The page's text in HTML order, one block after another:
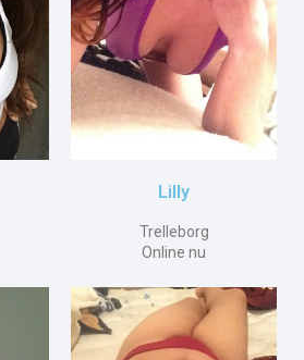
Lilly
Trelleborg
Online nu